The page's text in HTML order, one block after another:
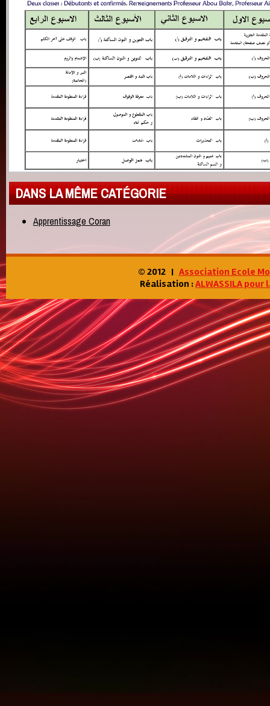
DANS LA MÊME CATÉGORIE
Apprentissage Coran
© 2012 | Association Ecole
Réalisation :ALWASSILA